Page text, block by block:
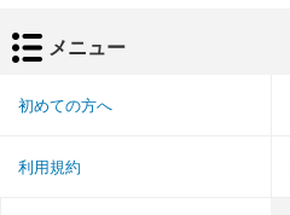
メニュー
初めての方へ
利用規約